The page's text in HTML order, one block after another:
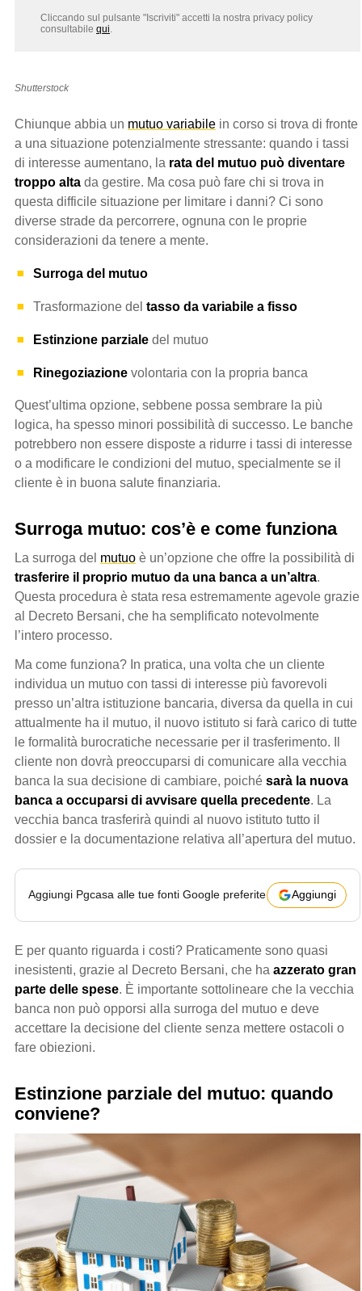
Cliccando sul pulsante "Iscriviti" accetti la nostra privacy policy
consultabile qui
Shutterstock
Chiunque abbia un mutuo variabile in corso si trova di fronte
a una situazione potenzialmente stressante: quando i tassi
di interesse aumentano, la rata del mutuo può diventare
troppo alta da gestire. Ma cosa può fare chi si trova in
questa difficile situazione per limitare i danni? Ci sono
diverse strade da percorrere, ognuna con le proprie
considerazioni da tenere a mente.
Surroga del mutuo
Trasformazione del tasso da variabile a fisso
Estinzione parziale del mutuo
Rinegoziazione volontaria con la propria banca
Quest’ultima opzione, sebbene possa sembrare la più
logica, ha spesso minori possibilità di successo. Le banche
potrebbero non essere disposte a ridurre i tassi di interesse
o a modificare le condizioni del mutuo, specialmente se il
cliente è in buona salute finanziaria.
Surroga mutuo: cos’è e come funziona
La surroga del mutuo è un’opzione che offre la possibilità di
trasferire il proprio mutuo da una banca a un’altra.
Questa procedura è stata resa estremamente agevole grazie
al Decreto Bersani, che ha semplificato notevolmente
l’intero processo.
Ma come funziona? In pratica, una volta che un cliente
individua un mutuo con tassi di interesse più favorevoli
presso un’altra istituzione bancaria, diversa da quella in cui
attualmente ha il mutuo, il nuovo istituto si farà carico di tutte
le formalità burocratiche necessarie per il trasferimento. Il
cliente non dovrà preoccuparsi di comunicare alla vecchia
banca la sua decisione di cambiare, poiché sarà la nuova
banca a occuparsi di avvisare quella precedente. La
vecchia banca trasferirà quindi al nuovo istituto tutto il
dossier e la documentazione relativa all’apertura del mutuo.
Aggiungi Pgcasa alle tue fonti Google preferite Aggiungi
E per quanto riguarda i costi? Praticamente sono quasi
inesistenti, grazie al Decreto Bersani, che ha azzerato gran
parte delle spese. È importante sottolineare che la vecchia
banca non può opporsi alla surroga del mutuo e deve
accettare la decisione del cliente senza mettere ostacoli o
fare obiezioni.
Estinzione parziale del mutuo: quando
conviene?